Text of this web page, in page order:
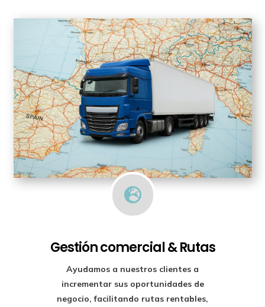

Gestión comercial & Rutas
Ayudamos a nuestros clientes a
incrementar sus oportunidades de
negocio, facilitando rutas rentables,